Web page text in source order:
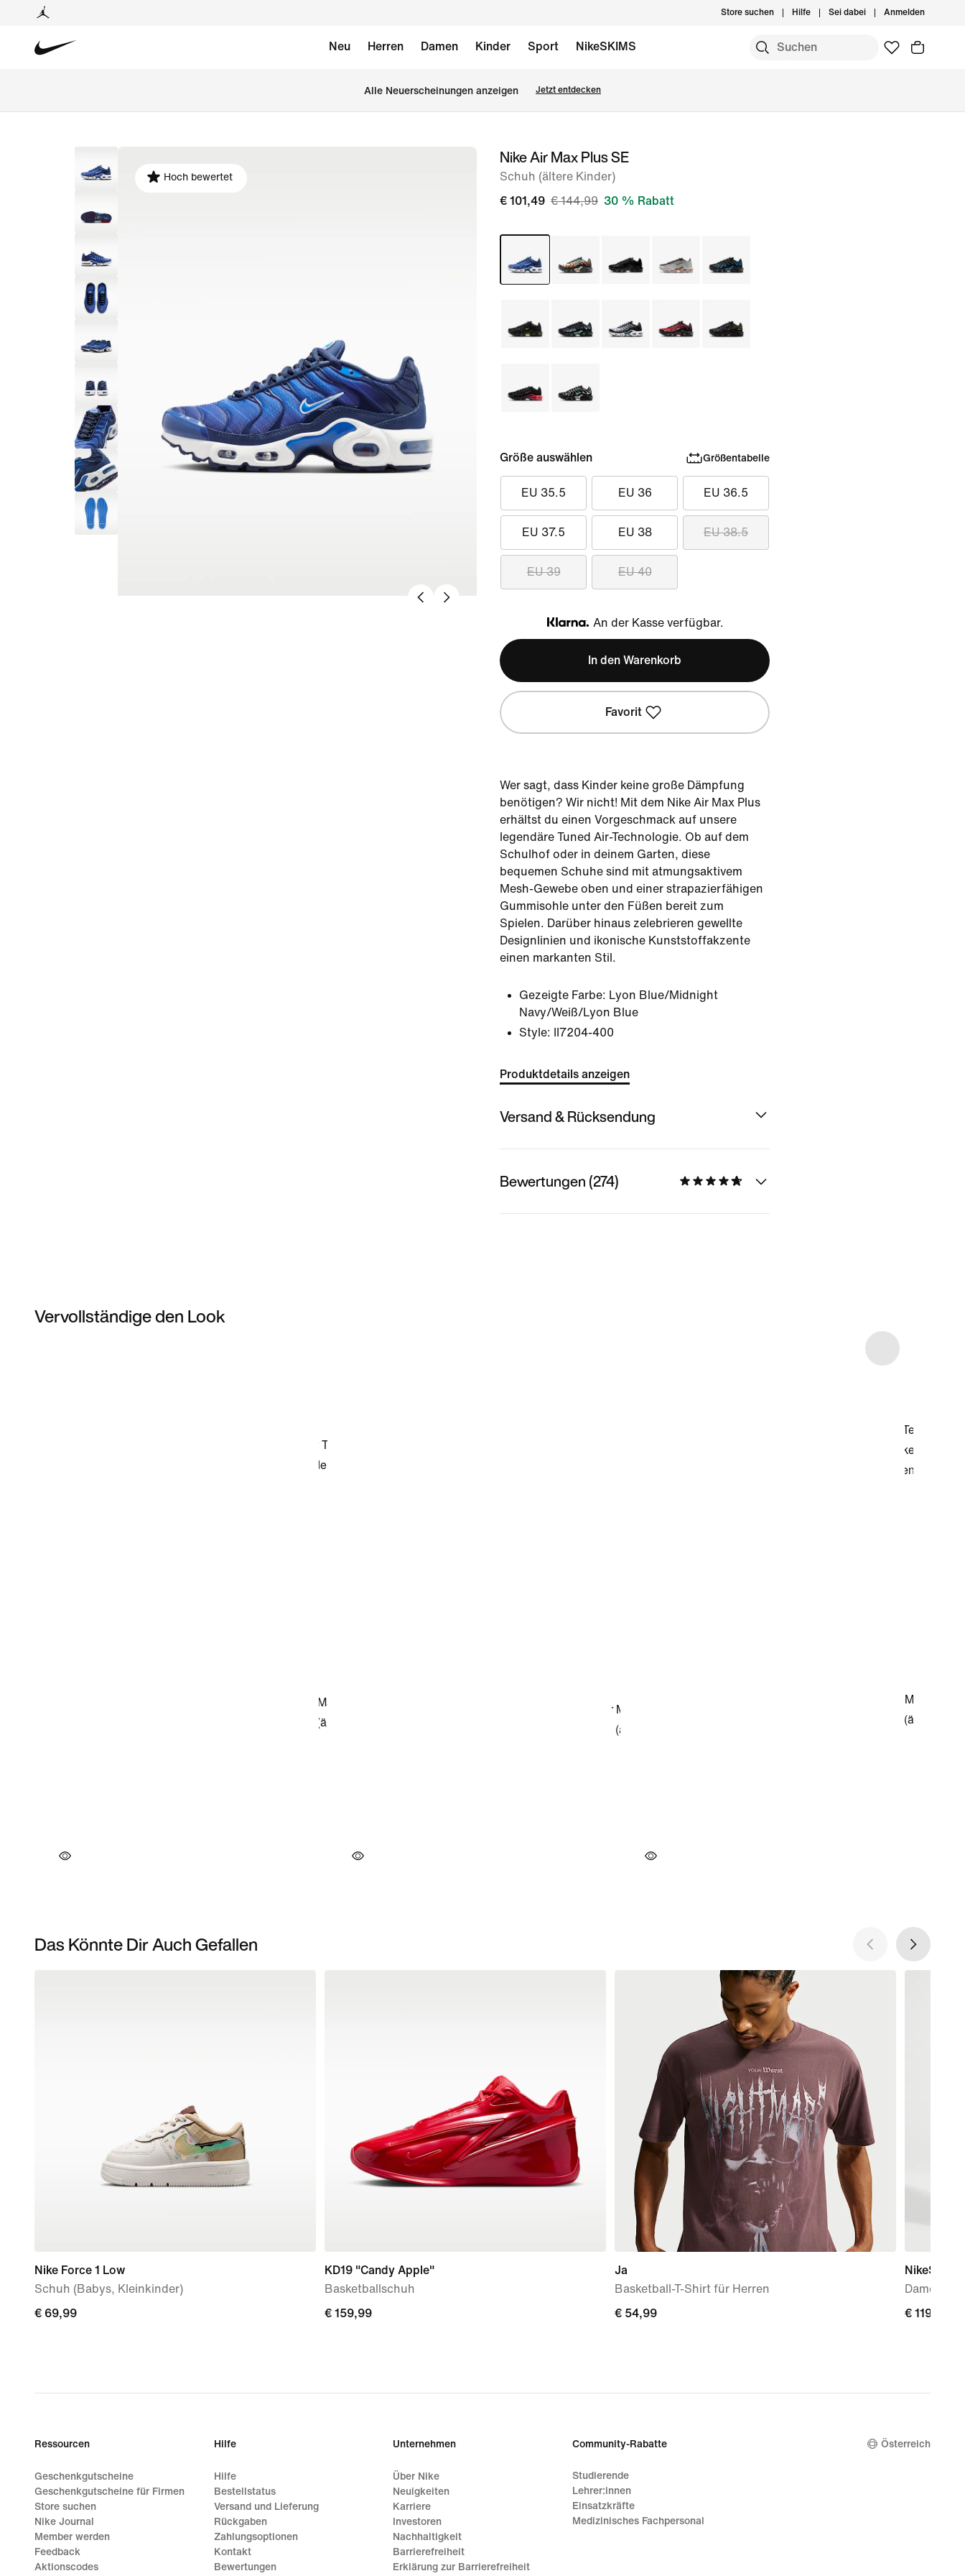
Store suchen Hilfe Sei dabei Anmelden
Neu Herren Damen Kinder Sport NikeSKIMS
Alle Neuerscheinungen anzeigen Jetzt entdecken
Bild 1
Hoch bewertet
Nike Air Max Plus SE
Schuh (ältere Kinder)
€ 101,49 € 144,99 30 % Rabatt
Größe auswählen Größentabelle
EU 35.5 EU 36 EU 36.5
EU 37.5 EU 38 EU 38.5
EU 39 EU 40
Klarna
An der Kasse verfügbar.
In den Warenkorb
Favorit
Wer sagt, dass Kinder keine große Dämpfung
benötigen? Wir nicht! Mit dem Nike Air Max Plus
erhältst du einen Vorgeschmack auf unsere
legendäre Tuned Air-Technologie. Ob auf dem
Schulhof oder in deinem Garten, diese
bequemen Schuhe sind mit atmungsaktivem
Mesh-Gewebe oben und einer strapazierfähigen
Gummisohle unter den Füßen bereit zum
Spielen. Darüber hinaus zelebrieren gewellte
Designlinien und ikonische Kunststoffakzente
einen markanten Stil.
Gezeigte Farbe: Lyon Blue/Midnight
Navy/Weiß/Lyon Blue
Style:
II7204-400
Produktdetails anzeigen
Versand & Rücksendung
Bewertungen (274)
Vervollständige den Look
Das Könnte Dir Auch Gefallen
Nike Force 1 Low
Schuh (Babys, Kleinkinder)
€ 69,99
€ 69,99
KD19 "Candy Apple"
Basketballschuh
€ 159,99
€ 159,99
Ja
Basketball-T-Shirt für Herren
€ 54,99
€ 54,99
€ 119,99
€ 119,99
Ressourcen
Geschenkgutscheine
Geschenkgutscheine für Firmen
Store suchen
Nike Journal
Member werden
Feedback
Aktionscodes
Hilfe
Hilfe
Bestellstatus
Versand und Lieferung
Rückgaben
Zahlungsoptionen
Kontakt
Bewertungen
Unternehmen
Über Nike
Neuigkeiten
Karriere
Investoren
Nachhaltigkeit
Barrierefreiheit
Erklärung zur Barrierefreiheit
Community-Rabatte
Studierende
Lehrer:innen
Einsatzkräfte
Medizinisches Fachpersonal
Österreich